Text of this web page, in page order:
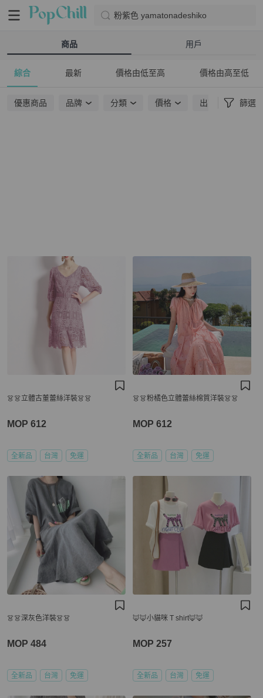
粉紫色 yamatonadeshiko
商品 用戶
綜合 最新 價格由低至高 價格由高至低
優惠商品 品牌 分類 價格 出貨地點 篩選
👗👗立體古董蕾絲洋裝👗👗
MOP 612
全新品 台灣 免運
👗👗粉橘色立體蕾絲棉質洋裝👗👗
MOP 612
全新品 台灣 免運
👗👗深灰色洋裝👗👗
MOP 484
全新品 台灣 免運
🦊🦊小貓咪 T shirt🦊🦊
MOP 257
全新品 台灣 免運